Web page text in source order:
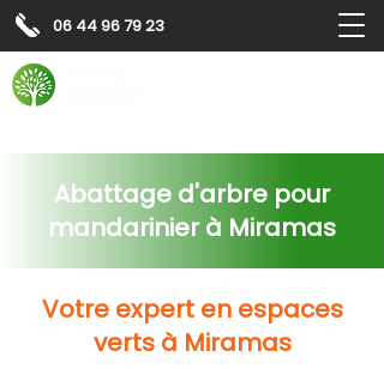
06 44 96 79 23
Abattage d'arbre pour
mandarinier à Miramas
Votre expert en espaces
verts à Miramas